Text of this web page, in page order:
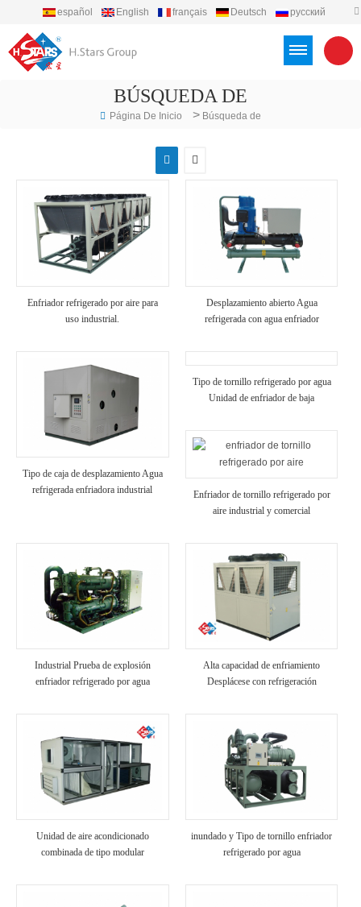
español English français Deutsch
русский
BÚSQUEDA DE
Página De Inicio > Búsqueda de
Enfriador refrigerado por aire para
uso industrial.
Desplazamiento abierto Agua
refrigerada con agua enfriador
Tipo de caja de desplazamiento Agua
refrigerada enfriadora industrial
Tipo de tornillo refrigerado por agua
Unidad de enfriador de baja
Enfriador de tornillo refrigerado por
aire industrial y comercial
Industrial Prueba de explosión
enfriador refrigerado por agua
Alta capacidad de enfriamiento
Desplácese con refrigeración
Unidad de aire acondicionado
combinada de tipo modular
inundado y Tipo de tornillo enfriador
refrigerado por agua